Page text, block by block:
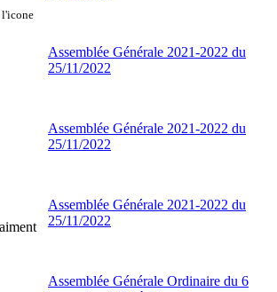
l'icone
Assemblée Générale 2021-2022 du
25/11/2022
Assemblée Générale 2021-2022 du
25/11/2022
Assemblée Générale 2021-2022 du
25/11/2022
Assemblée Générale Ordinaire du 6